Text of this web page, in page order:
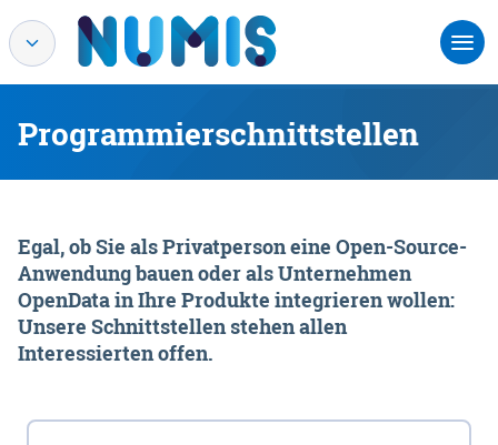
Programmierschnittstellen
Egal, ob Sie als Privatperson eine Open-Source-
Anwendung bauen oder als Unternehmen
OpenData in Ihre Produkte integrieren wollen:
Unsere Schnittstellen stehen allen
Interessierten offen.